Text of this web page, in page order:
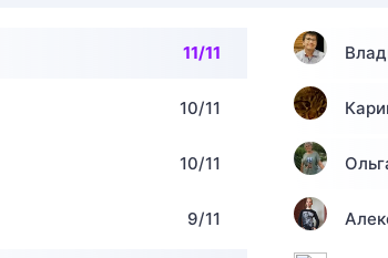
11/11
10/11
10/11
9/11